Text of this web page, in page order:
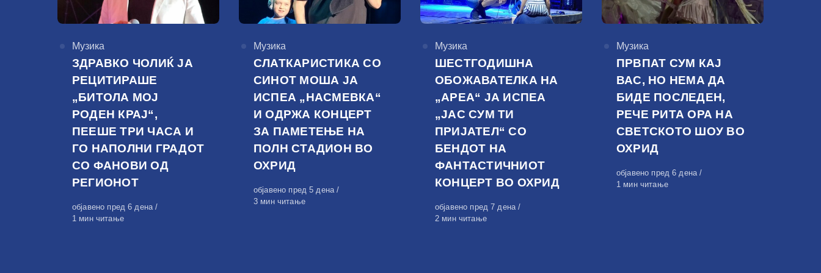
КАтегорија
Музика
ЗДРАВКО ЧОЛИЌ ЈА
РЕЦИТИРАШЕ
„БИТОЛА МОЈ
РОДЕН КРАЈ“,
ПЕЕШЕ ТРИ ЧАСА И
ГО НАПОЛНИ ГРАДОТ
СО ФАНОВИ ОД
РЕГИОНОТ
Објавено
на
објавено пред 6 дена
1 мин читање
КАтегорија
Музика
СЛАТКАРИСТИКА СО
СИНОТ МОША ЈА
ИСПЕА „НАСМЕВКА“
И ОДРЖА КОНЦЕРТ
ЗА ПАМЕТЕЊЕ НА
ПОЛН СТАДИОН ВО
ОХРИД
Објавено
на
објавено пред 5 дена
3 мин читање
КАтегорија
Музика
ШЕСТГОДИШНА
ОБОЖАВАТЕЛКА НА
„АРЕА“ ЈА ИСПЕА
„ЈАС СУМ ТИ
ПРИЈАТЕЛ“ СО
БЕНДОТ НА
ФАНТАСТИЧНИОТ
КОНЦЕРТ ВО ОХРИД
Објавено
на
објавено пред 7 дена
2 мин читање
КАтегорија
Музика
ПРВПАТ СУМ КАЈ
ВАС, НО НЕМА ДА
БИДЕ ПОСЛЕДЕН,
РЕЧЕ РИТА ОРА НА
СВЕТСКОТО ШОУ ВО
ОХРИД
Објавено
на
објавено пред 6 дена
1 мин читање